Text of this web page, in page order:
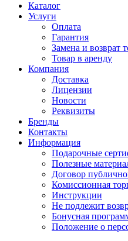
Каталог
Услуги
Оплата
Гарантия
Замена и возврат
Товар в аренду
Компания
Доставка
Лицензии
Новости
Реквизиты
Бренды
Контакты
Информация
Подарочные
Полезные
Договор
Комиссионная
Инструкции
Не подлежит
Бонусная
Положение о